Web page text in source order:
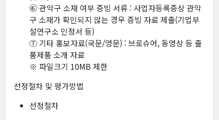
⑥ 관악구 소재 여부 증빙 서류 : 사업자등록증상 관악
구 소재가 확인되지 않는 경우 증빙 자료 제출(기업부
설연구소 인정서 등)
⑦ 기타 홍보자료(국문/영문) : 브로슈어, 동영상 등 출
품제품 소개 자료
※ 파일크기 10MB 제한
선정절차 및 평가방법
선정절차